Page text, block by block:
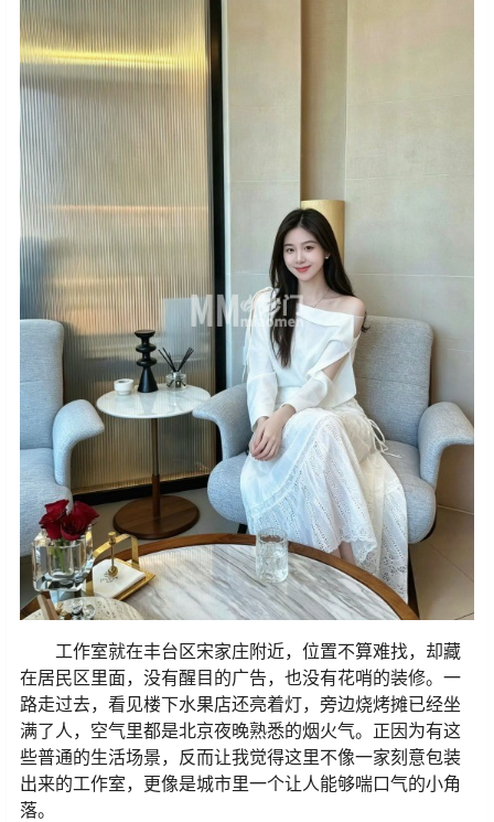
工作室就在丰台区宋家庄附近，位置不算难找，却藏
在居民区里面，没有醒目的广告，也没有花哨的装修。一
路走过去，看见楼下水果店还亮着灯，旁边烧烤摊已经坐
满了人，空气里都是北京夜晚熟悉的烟火气。正因为有这
些普通的生活场景，反而让我觉得这里不像一家刻意包装
出来的工作室，更像是城市里一个让人能够喘口气的小角
落。